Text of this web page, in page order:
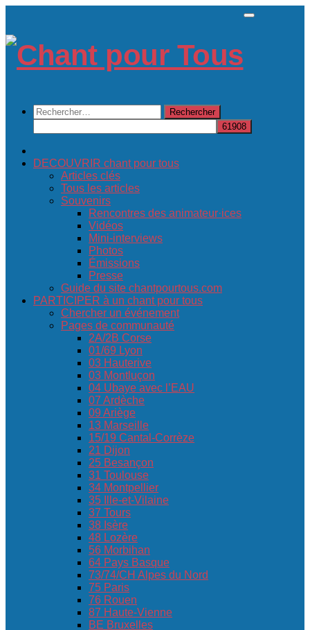
content
Rechercher :
DECOUVRIR chant pour tous
Articles clés
Tous les articles
Souvenirs
Rencontres des animateur·ices
Vidéos
Mini-interviews
Photos
Émissions
Presse
Guide du site chantpourtous.com
PARTICIPER à un chant pour tous
Chercher un événement
Pages de communauté
2A/2B Corse
01/69 Lyon
03 Hauterive
03 Montluçon
04 Ubaye avec l’EAU
07 Ardèche
09 Ariège
13 Marseille
15/19 Cantal-Corrèze
21 Dijon
25 Besançon
31 Toulouse
34 Montpellier
35 Ille-et-Vilaine
37 Tours
38 Isère
48 Lozère
56 Morbihan
64 Pays Basque
73/74/CH Alpes du Nord
75 Paris
76 Rouen
87 Haute-Vienne
BE Bruxelles